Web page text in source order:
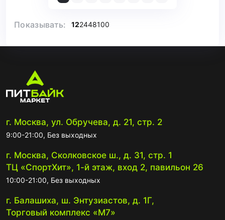
Показывать: 122448100
г. Москва, ул. Обручева, д. 21, стр. 2
9:00-21:00, Без выходных
г. Москва, Сколковское ш., д. 31, стр. 1
ТЦ «СпортХит», 1-й этаж, вход 2, павильон 26
10:00-21:00, Без выходных
г. Балашиха, ш. Энтузиастов, д. 1Г,
Торговый комплекс «М7»